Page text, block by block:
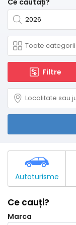
Ce căutați?
Filtre
Autoturisme
Ce cauți?
Marca